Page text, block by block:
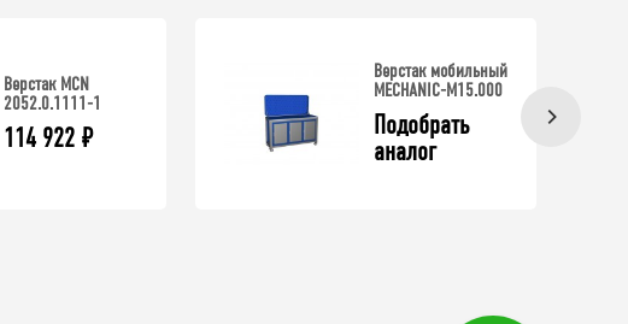
Верстак MCN
2052.0.1111-1
114 922 ₽
Верстак мобильный
MECHANIC-М15.000
Подобрать
аналог